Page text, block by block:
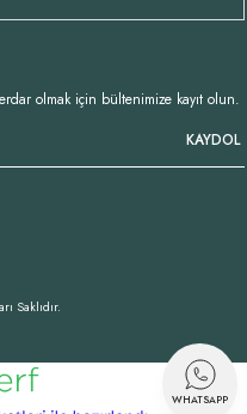
olmak için bültenimize kayıt olun.
KAYDOL
Saklıdır.
WHATSAPP